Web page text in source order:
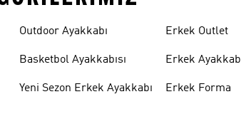
Outdoor Ayakkabı
Basketbol Ayakkabısı
Yeni Sezon Erkek Ayakkabı
Erkek Outlet
Erkek
Erkek Forma